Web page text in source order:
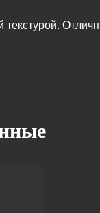
текстурой.